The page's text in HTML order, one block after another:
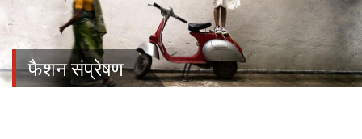
फैशन संप्रेषण